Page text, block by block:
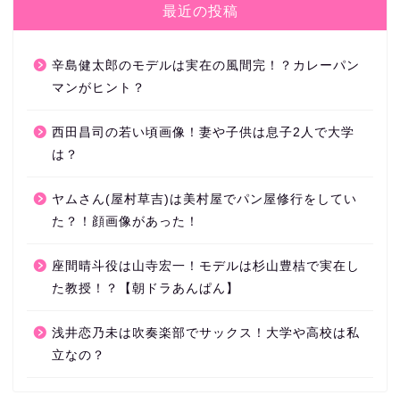
最近の投稿
辛島健太郎のモデルは実在の風間完！？カレーパン
マンがヒント？
西田昌司の若い頃画像！妻や子供は息子2人で大学
は？
ヤムさん(屋村草吉)は美村屋でパン屋修行をしてい
た？！顔画像があった！
座間晴斗役は山寺宏一！モデルは杉山豊桔で実在し
た教授！？【朝ドラあんぱん】
浅井恋乃未は吹奏楽部でサックス！大学や高校は私
立なの？